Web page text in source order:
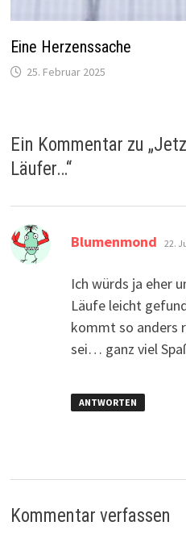
Eine Herzenssache
25. Februar 2025
Ein Kommentar zu „
Läufer…“
Blumenmond 22.
Ich würds ja eher
Läufe leicht
kommt so anders
sei… ganz viel
ANTWORTEN
Kommentar verfassen